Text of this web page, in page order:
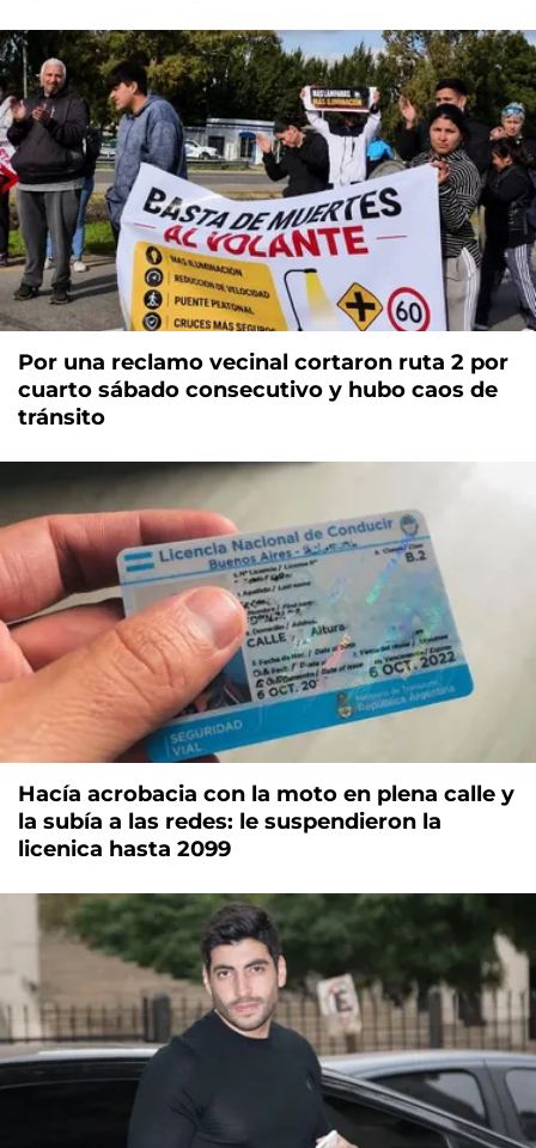
Por una reclamo vecinal cortaron ruta 2 por
cuarto sábado consecutivo y hubo caos de
tránsito
Hacía acrobacia con la moto en plena calle y
la subía a las redes: le suspendieron la
licenica hasta 2099